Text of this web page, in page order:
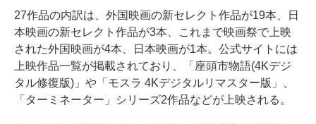
27作品の内訳は、外国映画の新セレクト作品が19本、日
本映画の新セレクト作品が3本、これまで映画祭で上映
された外国映画が4本、日本映画が1本。公式サイトには
上映作品一覧が掲載されており、「座頭市物語(4Kデジ
タル修復版)」や「モスラ 4Kデジタルリマスター版」、
「ターミネーター」シリーズ2作品などが上映される。